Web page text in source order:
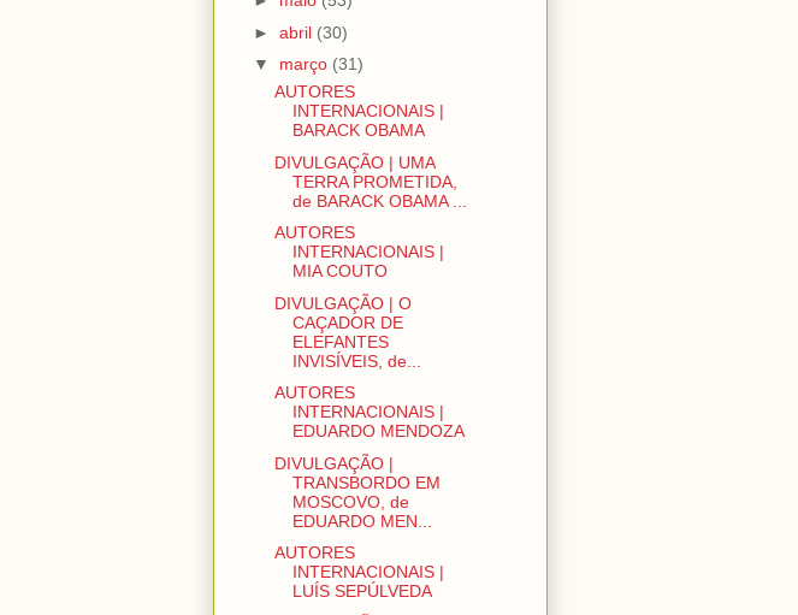
► abril (30)
▼ março (31)
AUTORES
INTERNACIONAIS |
BARACK OBAMA
DIVULGAÇÃO | UMA
TERRA PROMETIDA,
de BARACK OBAMA ...
AUTORES
INTERNACIONAIS |
MIA COUTO
DIVULGAÇÃO | O
CAÇADOR DE
ELEFANTES
INVISÍVEIS, de...
AUTORES
INTERNACIONAIS |
EDUARDO MENDOZA
DIVULGAÇÃO |
TRANSBORDO EM
MOSCOVO, de
EDUARDO MEN...
AUTORES
INTERNACIONAIS |
LUÍS SEPÚLVEDA